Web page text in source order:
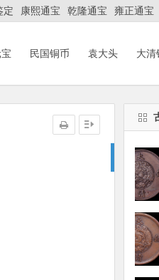
定 康熙通宝 乾隆通宝 雍正通宝
民国铜币 袁大头 大清